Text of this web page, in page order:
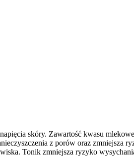
skóry. Zawartość kwasu
z porów oraz zmniejsza
Tonik zmniejsza ryzyko